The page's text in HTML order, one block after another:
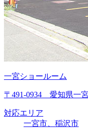
一宮ショールーム
〒491-0934 愛知県一
対応エリア
一宮市、稲沢市